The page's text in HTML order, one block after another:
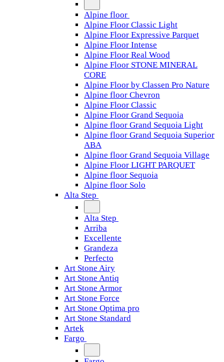
Alpine floor
Alpine Floor Classic Light
Alpine Floor Expressive Parquet
Alpine Floor Intense
Alpine Floor Real Wood
Alpine Floor STONE MINERAL
CORE
Alpine Floor by Classen Pro Nature
Alpine floor Chevron
Alpine Floor Classic
Alpine Floor Grand Sequoia
Alpine floor Grand Sequoia Light
Alpine floor Grand Sequoia Superior
ABA
Alpine floor Grand Sequoia Village
Alpine Floor LIGHT PARQUET
Alpine floor Sequoia
Alpine floor Solo
Alta Step
Alta Step
Arriba
Excellente
Grandeza
Perfecto
Art Stone Airy
Art Stone Antiq
Art Stone Armor
Art Stone Force
Art Stone Optima pro
Art Stone Standard
Artek
Fargo